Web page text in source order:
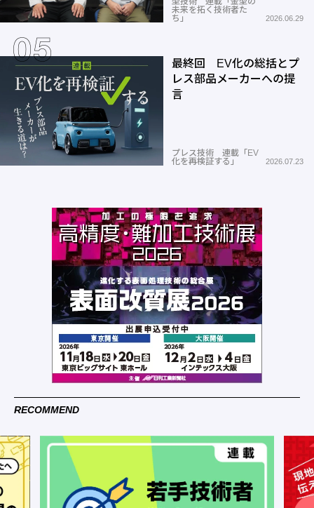
未来を拓く技術者た
ち」
2026.06.29
最終回 EV化の総括とプ
レス部品メーカーへの提
言
プレス技術 連載「EV
化を再検証する」
2026.07.23
RECOMMEND